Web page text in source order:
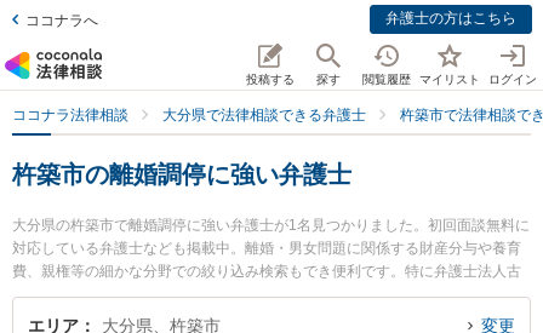
ココナラへ 弁護士の方はこちら
投稿する 探す 閲覧履歴 マイリスト ログイン
ココナラ法律相談 大分県で法律相談できる弁護士 杵築市で法律相談で
杵築市の離婚調停に強い弁護士
大分県の杵築市で離婚調停に強い弁護士が1名見つかりました。初回面談無料に
対応している弁護士なども掲載中。離婚・男女問題に関係する財産分与や養育
費、親権等の細かな分野での絞り込み検索もでき便利です。特に弁護士法人古
庄総合法律事務所の森若 利幸弁護士のプロフィール情報や弁護士費用、強みな
どが注目されています。『杵築市で土日や夜間に発生した離婚調停のトラブル
エリア 大分県、杵築市 変更